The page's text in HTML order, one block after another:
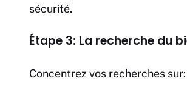
sécurité.
Étape 3: La recherche du
Concentrez vos recherches sur: